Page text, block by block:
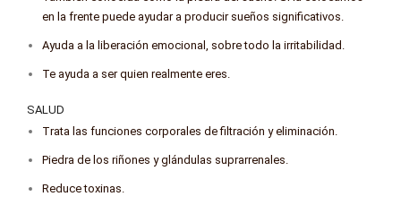
en la frente puede ayudar a producir sueños significativos.
Ayuda a la liberación emocional, sobre todo la irritabilidad.
Te ayuda a ser quien realmente eres.
SALUD
Trata las funciones corporales de filtración y eliminación.
Piedra de los riñones y glándulas suprarrenales.
Reduce toxinas.